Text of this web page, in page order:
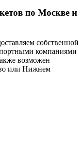
по Москве и
собственной
компаниями
возможен
или Нижнем